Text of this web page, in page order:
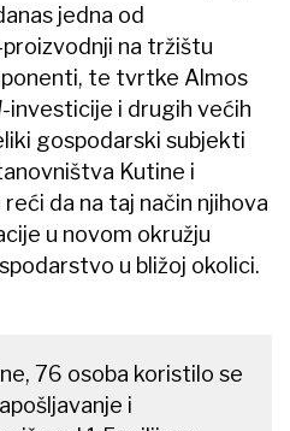
jedna od
na tržištu
te tvrtke Almos
investicije i drugih većih
gospodarski subjekti
Kutine i
da na taj način njihova
u novom okružju
u bližoj okolici.
76 osoba koristilo se
i